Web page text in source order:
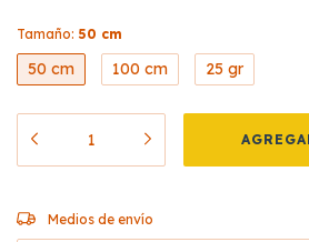
Tamaño: 50 cm
50 cm 100 cm 25 gr
Entregas para el CP:
Medios de envío